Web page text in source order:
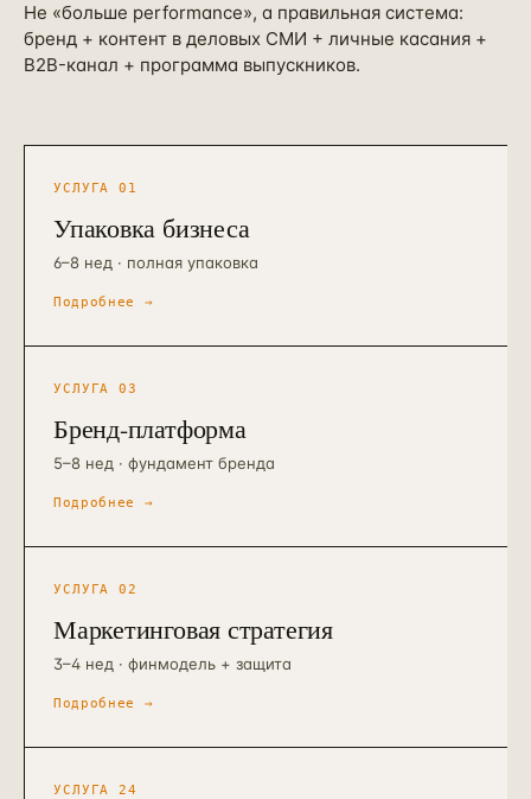
Не «больше performance», а правильная система:
бренд + контент в деловых СМИ + личные касания +
B2B-канал + программа выпускников.
УСЛУГА01
Упаковка бизнеса
6–8 нед · полная упаковка
Подробнее →
УСЛУГА03
Бренд-платформа
5–8 нед · фундамент бренда
Подробнее →
УСЛУГА02
Маркетинговая стратегия
3–4 нед · финмодель + защита
Подробнее →
УСЛУГА24